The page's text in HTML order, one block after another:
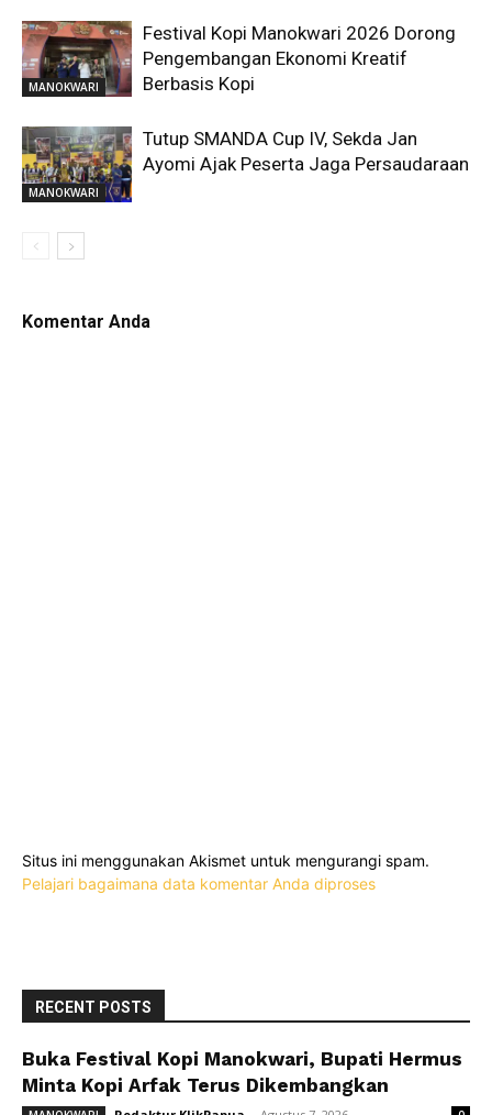
MANOKWARI
Festival Kopi Manokwari 2026 Dorong
Pengembangan Ekonomi Kreatif
Berbasis Kopi
MANOKWARI
Tutup SMANDA Cup IV, Sekda Jan
Ayomi Ajak Peserta Jaga Persaudaraan
Komentar Anda
Situs ini menggunakan Akismet untuk mengurangi spam.
Pelajari bagaimana data komentar Anda diproses
RECENT POSTS
Buka Festival Kopi Manokwari, Bupati Hermus
Minta Kopi Arfak Terus Dikembangkan